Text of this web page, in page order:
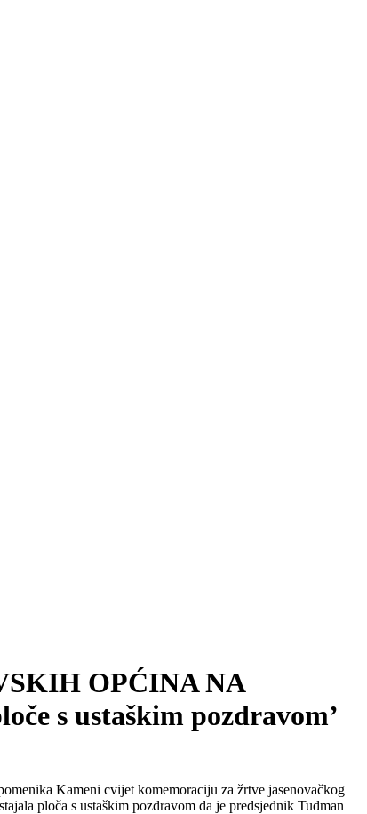
OPĆINA NA
s ustaškim pozdravom’
Kameni cvijet komemoraciju za žrtve jasenovačkog
ploča s ustaškim pozdravom da je predsjednik Tuđman